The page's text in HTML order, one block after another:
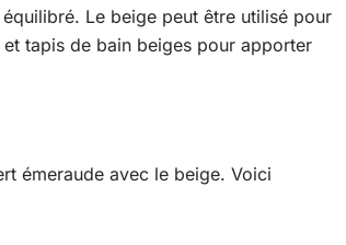
Le beige peut être utilisé pour
tapis de bain beiges pour apporter
émeraude avec le beige. Voici